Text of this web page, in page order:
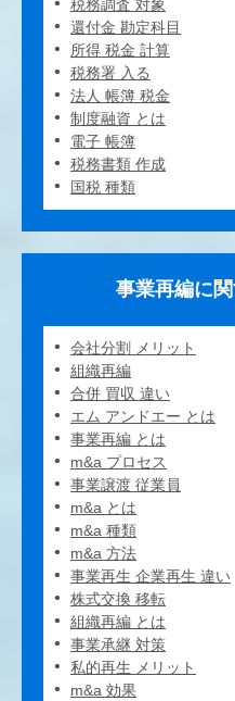
税務調査 対象
還付金 勘定科目
所得 税金 計算
税務署 入る
法人 帳簿 税金
制度融資 とは
電子 帳簿
税務書類 作成
国税 種類
事業再編に
会社分割 メリット
組織再編
合併 買収 違い
エム アンドエー とは
事業再編 とは
m&a プロセス
事業譲渡 従業員
m&a とは
m&a 種類
m&a 方法
事業再生 企業再生 違い
株式交換 移転
組織再編 とは
事業承継 対策
私的再生 メリット
m&a 効果